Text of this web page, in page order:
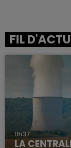
FIL D'ACTU
11h37
LA